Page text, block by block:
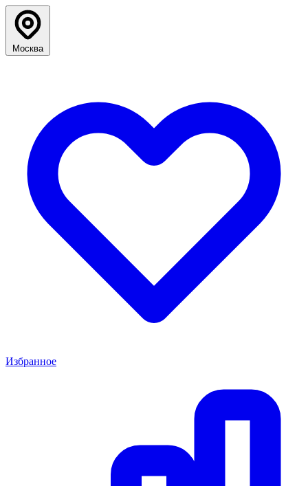
Москва
Избранное